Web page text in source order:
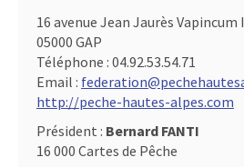
16 avenue Jean Jaurès Vapincum
05000 GAP
Téléphone : 04.92.53.54.71
Email :
http://peche-hautes-alpes.com
Président : Bernard FANTI
16 000 Cartes de Pêche